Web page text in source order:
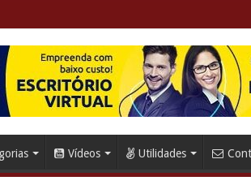
Vídeos Utilidades